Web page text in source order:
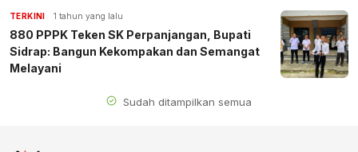
TERKINI 1 tahun yang lalu
880 PPPK Teken SK Perpanjangan, Bupati
Sidrap: Bangun Kekompakan dan Semangat
Melayani
Sudah ditampilkan semua